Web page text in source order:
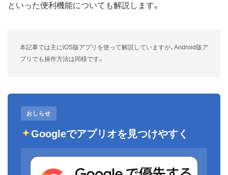
といった便利機能についても解説します。
本記事では主にiOS版アプリを使って解説していますが、Android版ア
プリでも操作方法は同様です。
おしらせ
Googleでアプリオを見つけやすく